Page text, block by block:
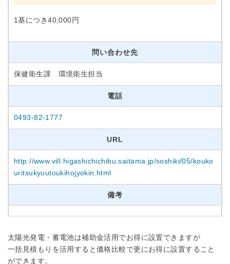
1基につき40,000円
問い合わせ先
保健衛生課 環境衛生担当
電話
0493-82-1777
URL
http://www.vill.higashichichibu.saitama.jp/soshiki/05/kouko
uritsukyuutoukihojyokin.html
備考
太陽光発電・蓄電池は補助金活用でお得に設置できますが
一括見積もりを活用すると価格比較で更にお得に設置すること
ができます。